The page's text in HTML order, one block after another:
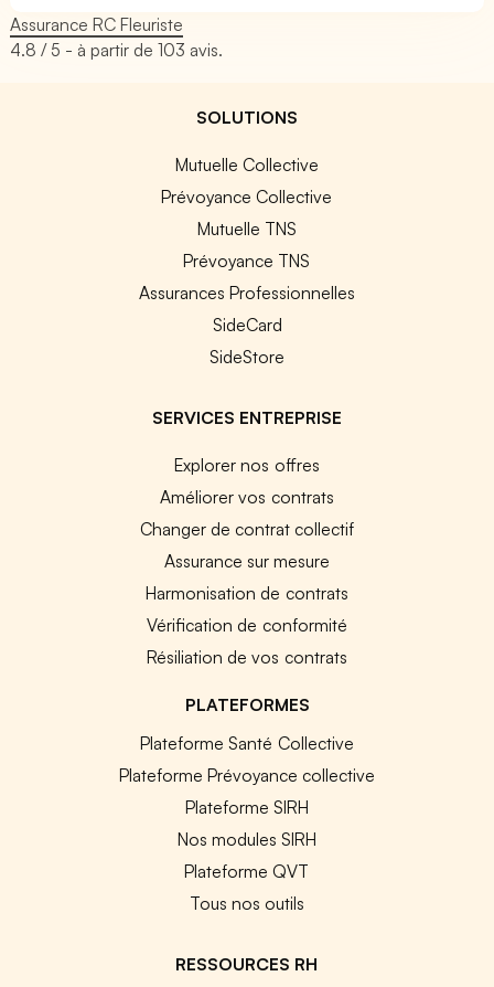
Assurance RC Fleuriste
4.8 / 5 - à partir de103 avis.
SOLUTIONS
Mutuelle Collective
Prévoyance Collective
Mutuelle TNS
Prévoyance TNS
Assurances Professionnelles
SideCard
SideStore
SERVICES ENTREPRISE
Explorer nos offres
Améliorer vos contrats
Changer de contrat collectif
Assurance sur mesure
Harmonisation de contrats
Vérification de conformité
Résiliation de vos contrats
PLATEFORMES
Plateforme Santé Collective
Plateforme Prévoyance collective
Plateforme SIRH
Nos modules SIRH
Plateforme QVT
Tous nos outils
RESSOURCES RH